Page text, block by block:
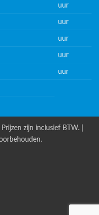
uur
uur
uur
uur
uur
zijn inclusief BTW. |